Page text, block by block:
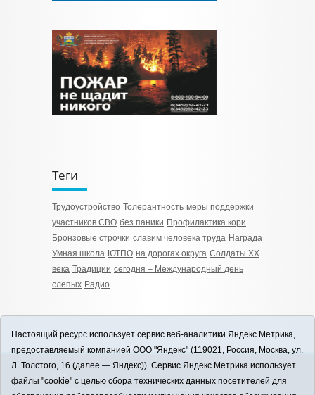
Теги
Трудоустройство Толерантность меры поддержки
участников СВО без паники Профилактика кори
Бронзовые строчки славим человека труда Награда
Умная школа ЮТПО на дорогах округа Солдаты ХХ
века Традиции сегодня – Международный день
слепых Радио
12+
ЗАВОДОУКОВСК online / Новости
Настоящий ресурс использует сервис веб-аналитики Яндекс.Метрика,
предоставляемый компанией ООО "Яндекс" (119021, Россия, Москва, ул.
Л. Толстого, 16 (далее — Яндекс)). Сервис Яндекс.Метрика использует
файлы "cookie" с целью сбора технических данных посетителей для